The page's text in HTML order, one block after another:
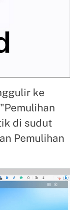
ke
di sudut
Pemulihan